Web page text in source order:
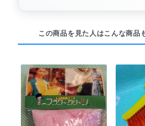
この商品を見た人はこんな商品